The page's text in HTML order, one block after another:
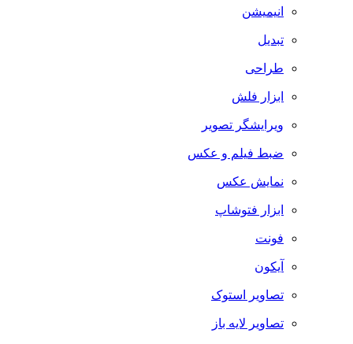
انیمیشن
تبدیل
طراحی
ابزار فلش
ویرایشگر تصویر
ضبط فيلم و عكس
نمایش عکس
ابزار فتوشاپ
فونت
آیکون
تصاویر استوک
تصاویر لایه باز